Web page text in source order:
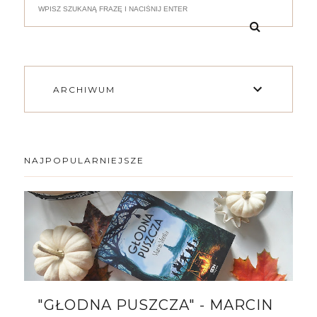
ARCHIWUM
NAJPOPULARNIEJSZE
"GŁODNA PUSZCZA" - MARCIN